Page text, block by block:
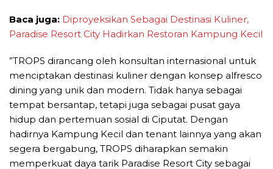
Baca juga: Diproyeksikan Sebagai Destinasi Kuliner,
Paradise Resort City Hadirkan Restoran Kampung Kecil
”TROPS dirancang oleh konsultan internasional untuk
menciptakan destinasi kuliner dengan konsep alfresco
dining yang unik dan modern. Tidak hanya sebagai
tempat bersantap, tetapi juga sebagai pusat gaya
hidup dan pertemuan sosial di Ciputat. Dengan
hadirnya Kampung Kecil dan tenant lainnya yang akan
segera bergabung, TROPS diharapkan semakin
memperkuat daya tarik Paradise Resort City sebagai